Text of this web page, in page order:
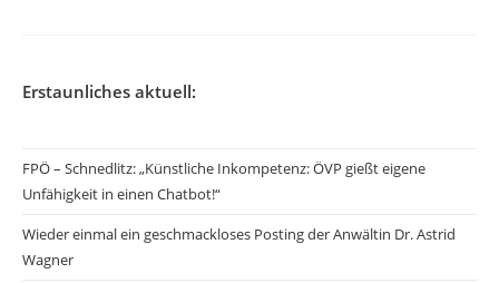
Erstaunliches aktuell:
FPÖ – Schnedlitz: „Künstliche Inkompetenz: ÖVP gießt eigene
Unfähigkeit in einen Chatbot!“
Wieder einmal ein geschmackloses Posting der Anwältin Dr. Astrid
Wagner